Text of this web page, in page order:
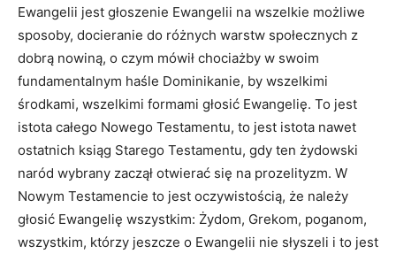
Ewangelii jest głoszenie Ewangelii na wszelkie możliwe
sposoby, docieranie do różnych warstw społecznych z
dobrą nowiną, o czym mówił chociażby w swoim
fundamentalnym haśle Dominikanie, by wszelkimi
środkami, wszelkimi formami głosić Ewangelię. To jest
istota całego Nowego Testamentu, to jest istota nawet
ostatnich ksiąg Starego Testamentu, gdy ten żydowski
naród wybrany zaczął otwierać się na prozelityzm. W
Nowym Testamencie to jest oczywistością, że należy
głosić Ewangelię wszystkim: Żydom, Grekom, poganom,
wszystkim, którzy jeszcze o Ewangelii nie słyszeli i to jest